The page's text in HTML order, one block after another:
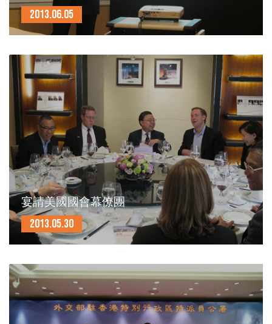
2013.06.05
宴請美國國會幕僚團
2013.05.30